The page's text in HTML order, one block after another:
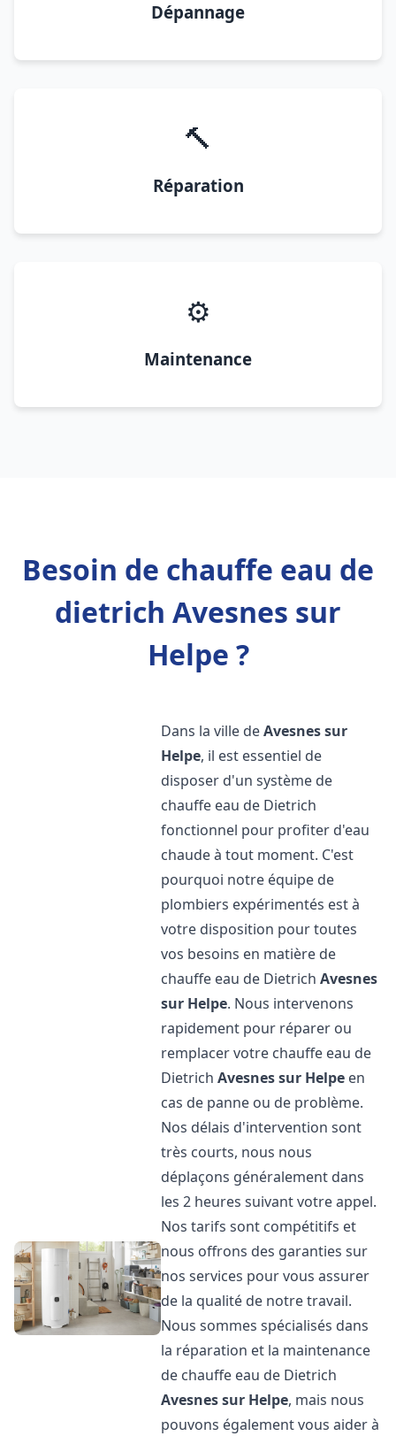
Dépannage
🔨
Réparation
⚙️
Maintenance
Besoin de chauffe eau de
dietrich Avesnes sur
Helpe ?
Dans la ville deAvesnes sur
Helpe, il est essentiel de
disposer d'un système de
chauffe eau de Dietrich
fonctionnel pour profiter d'eau
chaude à tout moment. C'est
pourquoi notre équipe de
plombiers expérimentés est à
votre disposition pour toutes
vos besoins en matière de
chauffe eau de DietrichAvesnes
sur Helpe. Nous intervenons
rapidement pour réparer ou
remplacer votre chauffe eau de
DietrichAvesnes sur Helpe en
cas de panne ou de problème.
Nos délais d'intervention sont
très courts, nous nous
déplaçons généralement dans
les 2 heures suivant votre appel.
Nos tarifs sont compétitifs et
nous offrons des garanties sur
nos services pour vous assurer
de la qualité de notre travail.
Nous sommes spécialisés dans
la réparation et la maintenance
de chauffe eau de Dietrich
Avesnes sur Helpe, mais nous
pouvons également vous aider à